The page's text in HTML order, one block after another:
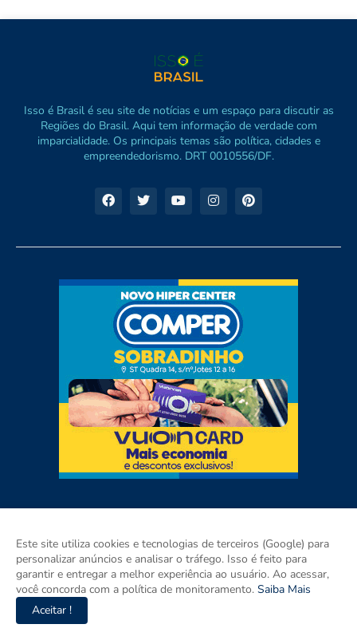
Isso é Brasil é seu site de notícias e um espaço para discutir as
Regiões do Brasil. Aqui tem informação de verdade com
imparcialidade. Os principais temas são política, cidades e
empreendedorismo. DRT 0010556/DF.
Este site utiliza cookies e tecnologias de terceiros (Google) para
personalizar anúncios e analisar o tráfego. Isso é feito para
garantir e entregar a melhor experiência ao usuário. Ao acessar,
você concorda com a política de monitoramento. Saiba Mais
Aceitar !